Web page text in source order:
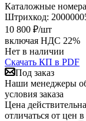
Каталожные
Штрихкод:
10 800 ₽/шт
включая НДС 22%
Нет в наличии
Скачать КП в PDF
Под заказ
Наши менеджеры
условия заказа
Цена
отличаться от цен